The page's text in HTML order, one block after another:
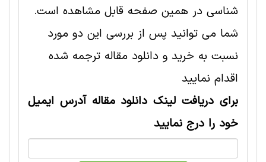
شناسی در همین صفحه قابل مشاهده است.
شما می توانید پس از بررسی این دو مورد
نسبت به خرید و دانلود مقاله ترجمه شده
اقدام نمایید
برای دریافت لینک دانلود مقاله آدرس ایمیل
خود را درج نمایید